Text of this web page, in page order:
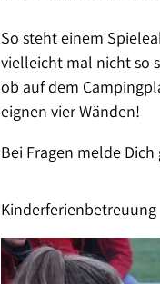
So steht einem
vielleicht mal nicht so
ob auf dem
eignen vier Wänden!
Bei Fragen melde
Kinderferienbetreuung